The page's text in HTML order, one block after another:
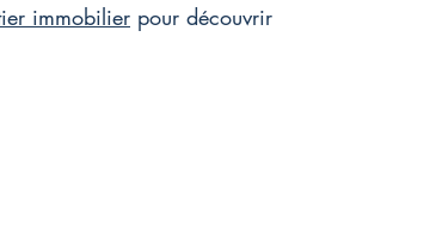
immobilier pour découvrir